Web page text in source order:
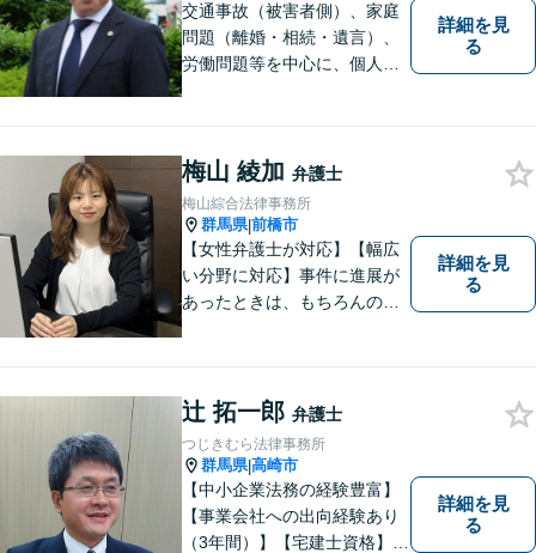
交通事故（被害者側）、家庭
問題（離婚・相続・遺言）、
労働問題等を中心に、個人・
もご満足いただける質の高い
サービスを日々心がけていま
す。
詳細を見
る
梅山 綾加 弁護士
梅山綜合法律事務所
群馬県|前橋市
【女性弁護士が対応】【幅広
い分野に対応】事件に進展が
あったときは、もちろんのこ
相談者様のお話を丁寧にお聞
きし、常にご依頼者様に寄り
添った弁護活動をしておりま
す。
詳細を見
る
辻 拓一郎 弁護士
つじきむら法律事務所
群馬県|高崎市
【中小企業法務の経験豊富】
【事業会社への出向経験あり
（3年間）】【宅建士資格】信
詳細を見
る